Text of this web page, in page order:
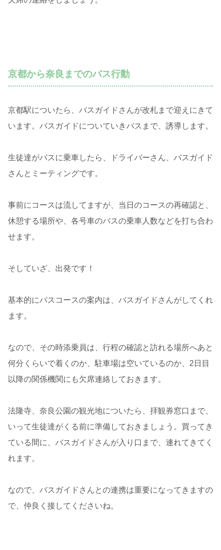
京都から奈良までのバス行動
京都駅についたら、バスガイドさんが改札まで迎えにきて
います。バスガイドについていきバスまで、誘導します。
生徒達がバスに乗車したら、ドライバーさん、バスガイド
さんとミーティングです。
事前にコースは流してますが、当日のコースの再確認と、
休憩する場所や、各号車のバスの乗車人数などを打ち合わ
せます。
そしていざ、出発です！
基本的にバスコースの案内は、バスガイドさんがしてくれ
ます。
なので、その時添乗員は、行程の確認と訪れる場所へあと
何分くらいで着くのか、駐車場は空いているのか、2日目
以降の関係機関にも欠席連絡しておきます。
法隆寺、奈良公園の観光地についたら、拝観券窓口まで、
いって生徒達がくる前に準備しておきましょう。買ってき
ている間に、バスガイドさんが入り口まで、連れてきてく
れます。
なので、バスガイドさんとの連携は重要になってきますの
で、仲良く接してくださいね。